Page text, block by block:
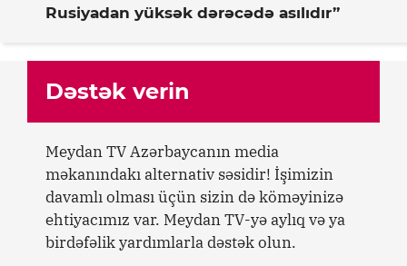
Rusiyadan yüksək dərəcədə asılıdır”
Dəstək verin
Meydan TV Azərbaycanın media
məkanındakı alternativ səsidir! İşimizin
davamlı olması üçün sizin də köməyinizə
ehtiyacımız var. Meydan TV-yə aylıq və ya
birdəfəlik yardımlarla dəstək olun.